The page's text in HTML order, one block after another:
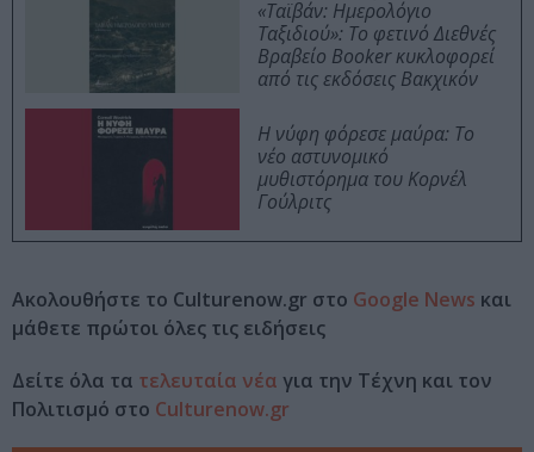
«Ταϊβάν: Ημερολόγιο
Ταξιδιού»: Το φετινό Διεθνές
Βραβείο Booker κυκλοφορεί
από τις εκδόσεις Βακχικόν
Η νύφη φόρεσε μαύρα: Το
νέο αστυνομικό
μυθιστόρημα του Κορνέλ
Γούλριτς
Ακολουθήστε το Culturenow.gr στο Google News και
μάθετε πρώτοι όλες τις ειδήσεις
Δείτε όλα τα τελευταία νέα για την Τέχνη και τον
Πολιτισμό στο Culturenow.gr